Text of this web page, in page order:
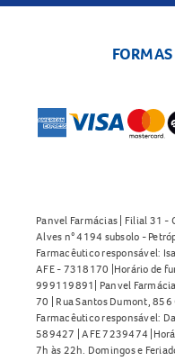
Panvel Farmácias | Filial 31
Alves n° 4194 subsolo -
Farmacêutico responsável:
AFE - 7318170 |Horário de
999119891| Panvel
70 | Rua Santos Dumont, 856
Farmacêutico responsável:
589427 | AFE 7239474
7h às 22h. Domingos e